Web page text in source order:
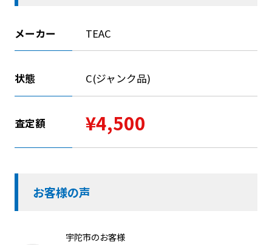
メーカー TEAC
状態 C(ジャンク品)
査定額 ¥4,500
お客様の声
宇陀市のお客様